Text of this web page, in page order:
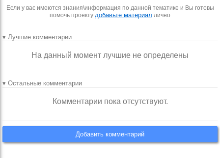
Если у вас имеются знания\информация по данной тематике и Вы готовы
помочь проекту добавьте материал лично
▾ Лучшие комментарии
На данный момент лучшие не определены
▾ Остальные комментарии
Комментарии пока отсутствуют.
Добавить комментарий